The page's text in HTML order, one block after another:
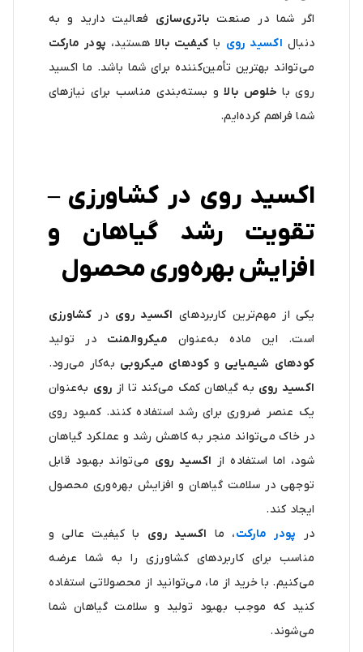
اگر شما در صنعت باتری‌سازی فعالیت دارید و به
دنبال اکسید روی با کیفیت بالا هستید، پودر مارکت
می‌تواند بهترین تأمین‌کننده برای شما باشد. ما اکسید
روی با خلوص بالاو بسته‌بندی مناسب برای نیازهای
شما فراهم کرده‌ایم.
اکسید روی در کشاورزی –
تقویت رشد گیاهان و
افزایش بهره‌وری محصول
یکی از مهم‌ترین کاربردهای اکسید روی در کشاورزی
است. این ماده به‌عنوان میکروالمنت در تولید
کودهای شیمیایی و کودهای میکروبی به‌کار می‌رود.
اکسید روی به گیاهان کمک می‌کند تا از روی به‌عنوان
یک عنصر ضروری برای رشد استفاده کنند. کمبود روی
در خاک می‌تواند منجر به کاهش رشد و عملکرد گیاهان
شود، اما استفاده از اکسید روی می‌تواند بهبود قابل
توجهی در سلامت گیاهان و افزایش بهره‌وری محصول
ایجاد کند.
در پودر مارکت، ما اکسید روی با کیفیت عالی و
مناسب برای کاربردهای کشاورزی را به شما عرضه
می‌کنیم. با خرید از ما، می‌توانید از محصولاتی استفاده
کنید که موجب بهبود تولید و سلامت گیاهان شما
می‌شوند.